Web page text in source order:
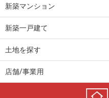
兵庫県神戸市灘区将軍通２
兵庫県伊丹市荻野３
新築マンション
新築一戸建て
土地を探す
店舗/事業用